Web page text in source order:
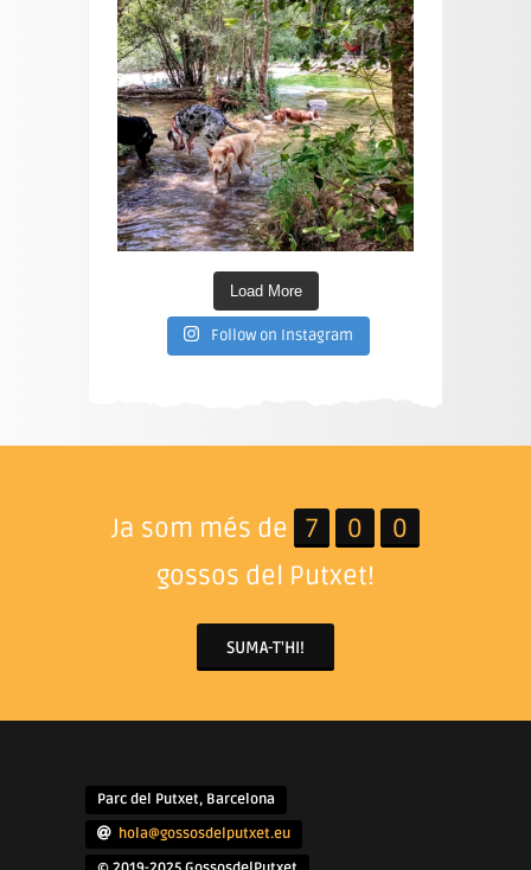
Load More
Follow on Instagram
Ja som més de 7 0
0
gossos del Putxet!
SUMA-T'HI!
Parc del Putxet, Barcelona
hola@gossosdelputxet.eu